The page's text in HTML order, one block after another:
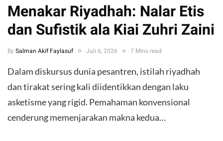
Menakar Riyadhah: Nalar Etis
dan Sufistik ala Kiai Zuhri Zaini
By Salman Akif Faylasuf Juli 6, 2026 7 Mins read
Dalam diskursus dunia pesantren, istilah riyadhah
dan tirakat sering kali diidentikkan dengan laku
asketisme yang rigid. Pemahaman konvensional
cenderung memenjarakan makna kedua…